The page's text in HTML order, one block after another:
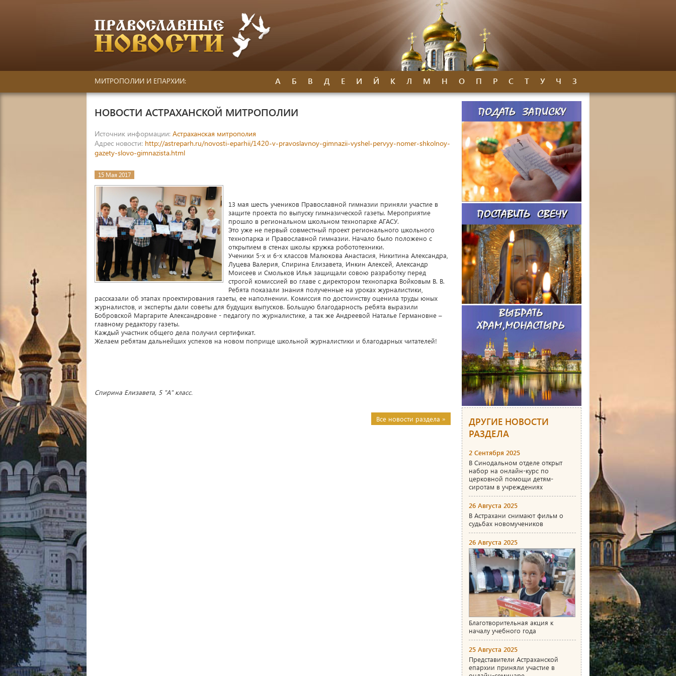
МИТРОПОЛИИ И ЕПАРХИИ: А Б В Д Е И Й К Л М Н О П Р С Т У Ч З
НОВОСТИ АСТРАХАНСКОЙ МИТРОПОЛИИ
Источник информации: Астраханская митрополия
Адрес новости: http://astreparh.ru/novosti-eparhii/1420-v-pravoslavnoy-gimnazii-vyshel-pervyy-nomer-shkolnoy-
gazety-slovo-gimnazista.html
15 Мая 2017
13 мая шесть учеников Православной гимназии приняли участие в
защите проекта по выпуску гимназической газеты. Мероприятие
прошло в региональном школьном технопарке АГАСУ.
Это уже не первый совместный проект регионального школьного
технопарка и Православной гимназии. Начало было положено с
открытием в стенах школы кружка робототехники.
Ученики 5-х и 6-х классов Малюкова Анастасия, Никитина Александра,
Луцева Валерия, Спирина Елизавета, Инкин Алексей, Александр
Моисеев и Смольков Илья защищали совою разработку перед
строгой комиссией во главе с директором технопарка Войковым В. В.
Ребята показали знания полученные на уроках журналистики,
рассказали об этапах проектирования газеты, ее наполнении. Комиссия по достоинству оценила труды юных
журналистов, и эксперты дали советы для будущих выпусков. Большую благодарность ребята выразили
Бобровской Маргарите Александровне - педагогу по журналистике, а так же Андреевой Наталье Германовне –
главному редактору газеты.
Каждый участник общего дела получил сертификат.
Желаем ребятам дальнейших успехов на новом поприще школьной журналистики и благодарных читателей!
Спирина Елизавета, 5 "А" класс.
Все новости раздела »
ДРУГИЕ НОВОСТИ
РАЗДЕЛА
2 Сентября 2025
В Синодальном отделе открыт
набор на онлайн-курс по
церковной помощи детям-
сиротам в учреждениях
26 Августа 2025
В Астрахани снимают фильм о
судьбах новомучеников
26 Августа 2025
Благотворительная акция к
началу учебного года
25 Августа 2025
Представители Астраханской
епархии приняли участие в